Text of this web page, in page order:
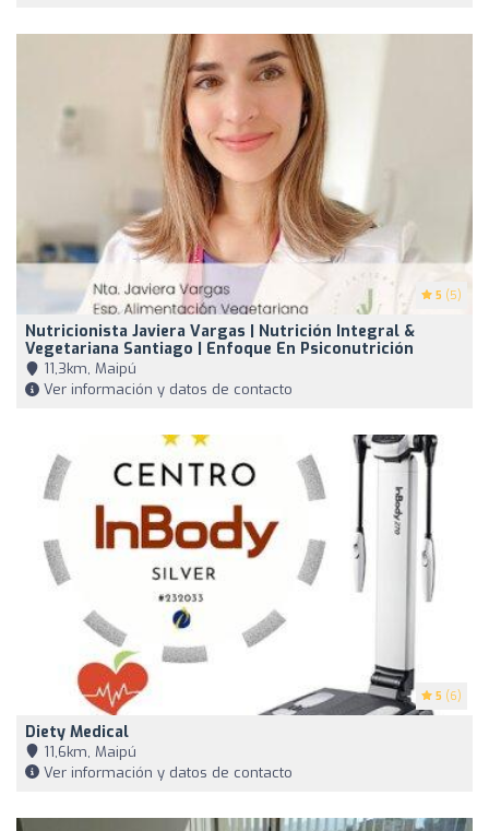
5 (5)
Nutricionista Javiera Vargas | Nutrición Integral &
Vegetariana Santiago | Enfoque En Psiconutrición
11,3km, Maipú
Ver información y datos de contacto
5 (6)
Diety Medical
11,6km, Maipú
Ver información y datos de contacto